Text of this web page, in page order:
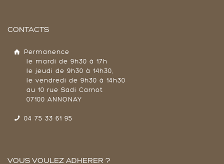
CONTACTS
Permanence
le mardi de 9h30 à 17h
le jeudi de 9h30 à 14h30,
le vendredi de 9h30 à 14h30
au 10 rue Sadi Carnot
07100 ANNONAY
04 75 33 61 95
VOUS VOULEZ ADHERER ?